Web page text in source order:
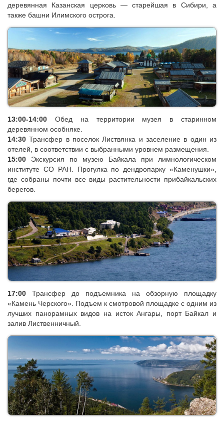
деревянная Казанская церковь — старейшая в Сибири, а
также башни Илимского острога.
13:00-14:00 Обед на территории музея в старинном
деревянном особняке.
14:30Трансфер в поселок Листвянка и заселение в один из
отелей, в соответствии с выбранными уровнем размещения.
15:00 Экскурсия по музею Байкала при лимнологическом
институте СО РАН. Прогулка по дендропарку «Каменушки»,
где собраны почти все виды растительности прибайкальских
берегов.
17:00 Трансфер до подъемника на обзорную площадку
«Камень Черского». Подъем к смотровой площадке с одним из
лучших панорамных видов на исток Ангары, порт Байкал и
залив Лиственничный.